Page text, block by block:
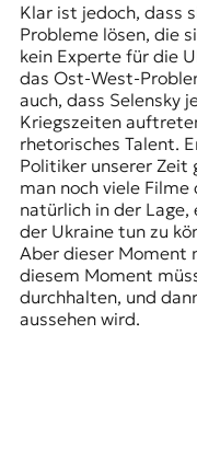
Klar ist jedoch, dass
Probleme lösen, die
kein Experte für die
das Ost-West-
auch, dass Selensky
Kriegszeiten
rhetorisches Talent.
Politiker unserer Zeit
man noch viele
natürlich in der
der Ukraine tun zu
Aber dieser Moment
diesem Moment
durchhalten, und
aussehen wird.